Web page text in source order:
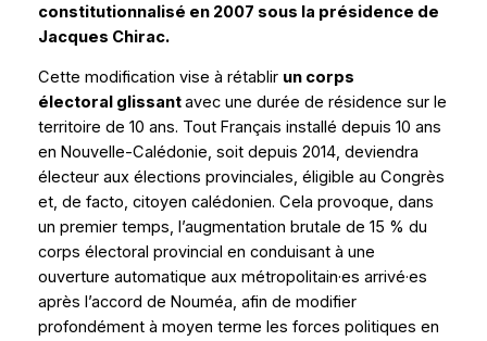
constitutionnalisé en 2007 sous la présidence de
Jacques Chirac.
Cette modification vise à rétablir un corps
électoral glissantavec une durée de résidence sur le
territoire de 10 ans. Tout Français installé depuis 10 ans
en Nouvelle-Calédonie, soit depuis 2014, deviendra
électeur aux élections provinciales, éligible au Congrès
et, de facto, citoyen calédonien. Cela provoque, dans
un premier temps, l’augmentation brutale de 15 % du
corps électoral provincial en conduisant à une
ouverture automatique aux métropolitain·es arrivé·es
après l’accord de Nouméa, afin de modifier
profondément à moyen terme les forces politiques en